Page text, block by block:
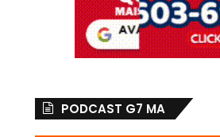
PODCAST G7 MA